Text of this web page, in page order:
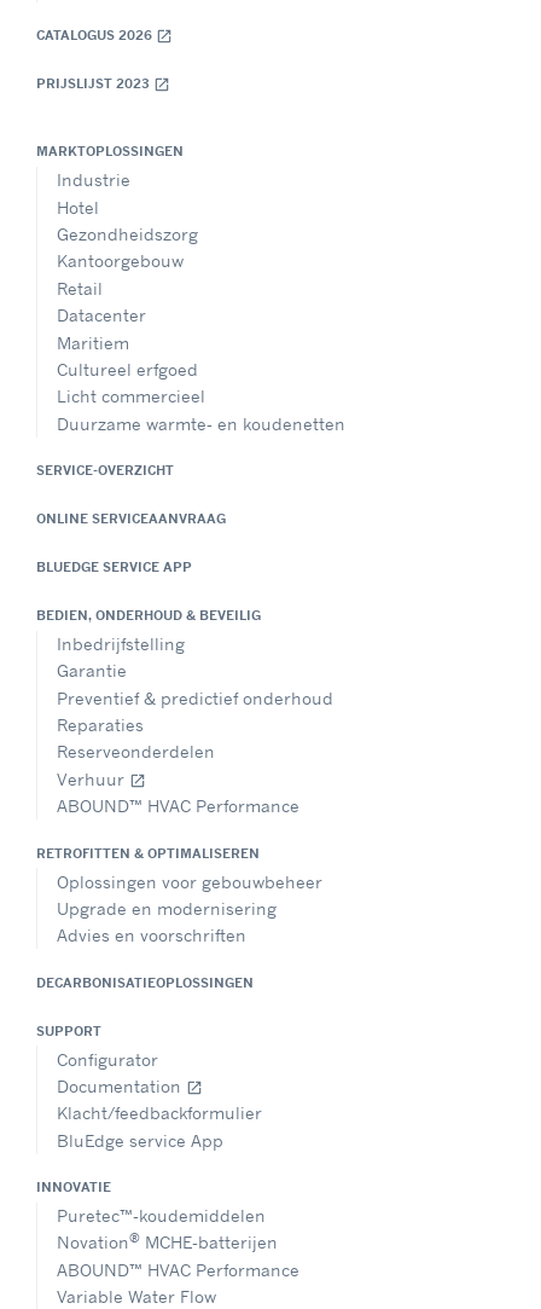
CATALOGUS 2026 open_in_new
PRIJSLIJST 2023 open_in_new
MARKTOPLOSSINGEN
Industrie
Hotel
Gezondheidszorg
Kantoorgebouw
Retail
Datacenter
Maritiem
Cultureel erfgoed
Licht commercieel
Duurzame warmte- en koudenetten
SERVICE-OVERZICHT
ONLINE SERVICEAANVRAAG
BLUEDGE SERVICE APP
BEDIEN, ONDERHOUD & BEVEILIG
Inbedrijfstelling
Garantie
Preventief & predictief onderhoud
Reparaties
Reserveonderdelen
Verhuur open_in_new
ABOUND™ HVAC Performance
RETROFITTEN & OPTIMALISEREN
Oplossingen voor gebouwbeheer
Upgrade en modernisering
Advies en voorschriften
DECARBONISATIEOPLOSSINGEN
SUPPORT
Configurator
Documentation open_in_new
Klacht/feedbackformulier
BluEdge service App
INNOVATIE
Puretec™-koudemiddelen
Novation® MCHE-batterijen
ABOUND™ HVAC Performance
Variable Water Flow